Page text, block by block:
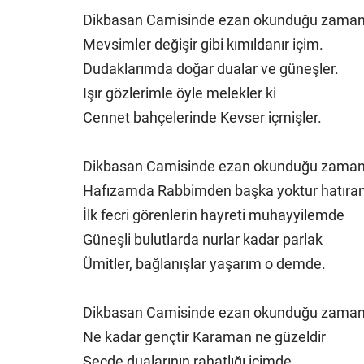
Dikbasan Camisinde ezan okunduğu zaman
Mevsimler değişir gibi kımıldanır içim.
Dudaklarımda doğar dualar ve güneşler.
Işır gözlerimle öyle melekler ki
Cennet bahçelerinde Kevser içmişler.
Dikbasan Camisinde ezan okunduğu zaman
Hafızamda Rabbimden başka yoktur
İlk fecri görenlerin hayreti muhayyilemde
Güneşli bulutlarda nurlar kadar parlak
Ümitler, bağlanışlar yaşarım o demde.
Dikbasan Camisinde ezan okunduğu zaman
Ne kadar gençtir Karaman ne güzeldir